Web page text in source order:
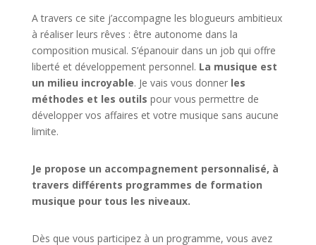
A travers ce site j’accompagne les blogueurs ambitieux
à réaliser leurs rêves : être autonome dans la
composition musical. S’épanouir dans un job qui offre
liberté et développement personnel. La musique est
un milieu incroyable. Je vais vous donner les
méthodes et les outils pour vous permettre de
développer vos affaires et votre musique sans aucune
limite.
Je propose un accompagnement personnalisé, à
travers différents programmes de formation
musique pour tous les niveaux.
Dès que vous participez à un programme, vous avez